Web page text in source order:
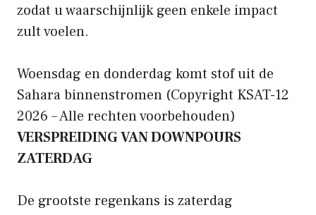
zodat u waarschijnlijk geen enkele impact
zult voelen.
Woensdag en donderdag komt stof uit de
Sahara binnenstromen (Copyright KSAT-12
2026 – Alle rechten voorbehouden)
VERSPREIDING VAN DOWNPOURS
ZATERDAG
De grootste regenkans is zaterdag